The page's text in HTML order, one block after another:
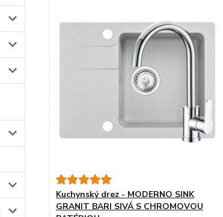
Kuchynský drez - MODERNO SINK
GRANIT BARI SIVÁ S CHROMOVOU